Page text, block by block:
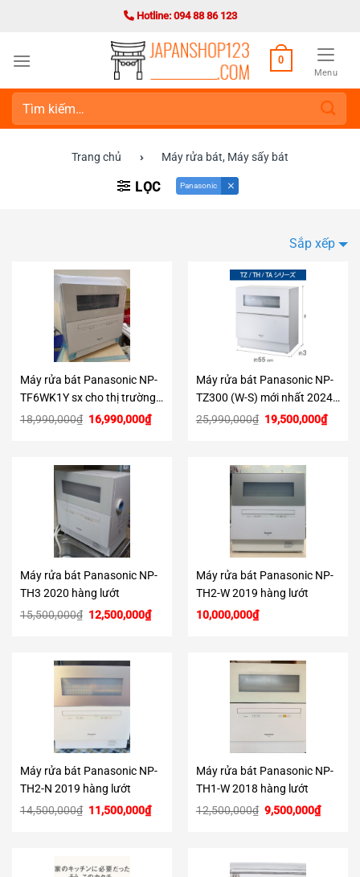
dung
Hotline: 094 88 86 123
0
Menu
Tìm
kiếm:
Trang chủ › Máy rửa bát, Máy sấy bát
LỌC Panasonic
Sắp xếp
Máy rửa bát Panasonic NP-
TF6WK1Y sx cho thị trường
ASIAN điện 220V
18,990,000₫ Giá
gốc
16,990,000₫Giá
hiện
Máy rửa bát Panasonic NP-
TZ300 (W-S) mới nhất 2024
có NanoeX
25,990,000₫ Giá
gốc
19,500,000₫Giá
hiện
Máy rửa bát Panasonic NP-
TH3 2020 hàng lướt
15,500,000₫ Giá
gốc
12,500,000₫Giá
hiện
Máy rửa bát Panasonic NP-
TH2-W 2019 hàng lướt
10,000,000₫
Máy rửa bát Panasonic NP-
TH2-N 2019 hàng lướt
14,500,000₫ Giá
gốc
11,500,000₫Giá
hiện
Máy rửa bát Panasonic NP-
TH1-W 2018 hàng lướt
12,500,000₫ Giá
gốc
9,500,000₫Giá
hiện